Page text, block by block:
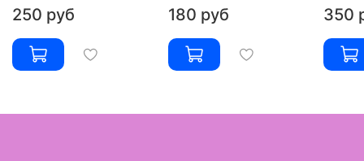
250 руб 180 руб 350